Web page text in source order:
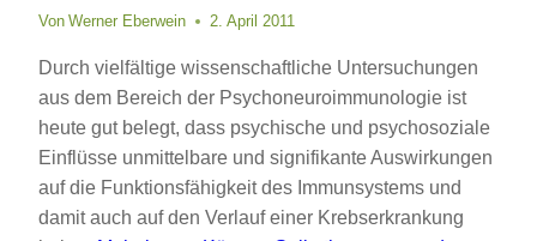
Von Werner Eberwein 2. April 2011
Durch vielfältige wissenschaftliche Untersuchungen
aus dem Bereich der Psychoneuroimmunologie ist
heute gut belegt, dass psychische und psychosoziale
Einflüsse unmittelbare und signifikante Auswirkungen
auf die Funktionsfähigkeit des Immunsystems und
damit auch auf den Verlauf einer Krebserkrankung